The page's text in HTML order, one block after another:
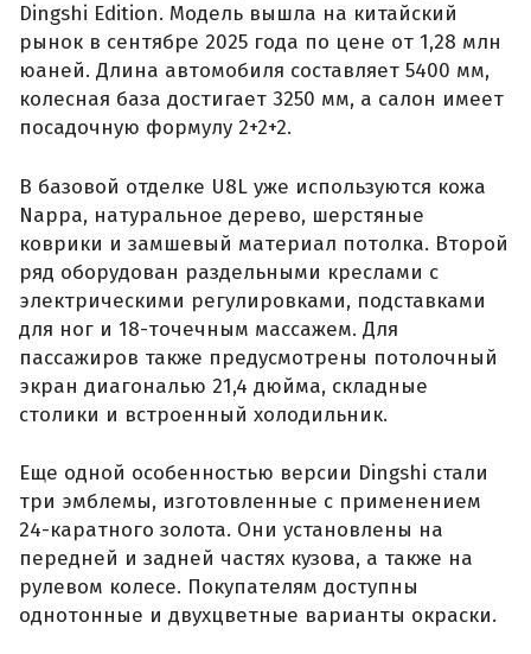
Dingshi Edition. Модель вышла на китайский
рынок в сентябре 2025 года по цене от 1,28 млн
юаней. Длина автомобиля составляет 5400 мм,
колесная база достигает 3250 мм, а салон имеет
посадочную формулу 2+2+2.
В базовой отделке U8L уже используются кожа
Nappa, натуральное дерево, шерстяные
коврики и замшевый материал потолка. Второй
ряд оборудован раздельными креслами с
электрическими регулировками, подставками
для ног и 18-точечным массажем. Для
пассажиров также предусмотрены потолочный
экран диагональю 21,4 дюйма, складные
столики и встроенный холодильник.
Еще одной особенностью версии Dingshi стали
три эмблемы, изготовленные с применением
24-каратного золота. Они установлены на
передней и задней частях кузова, а также на
рулевом колесе. Покупателям доступны
однотонные и двухцветные варианты окраски.